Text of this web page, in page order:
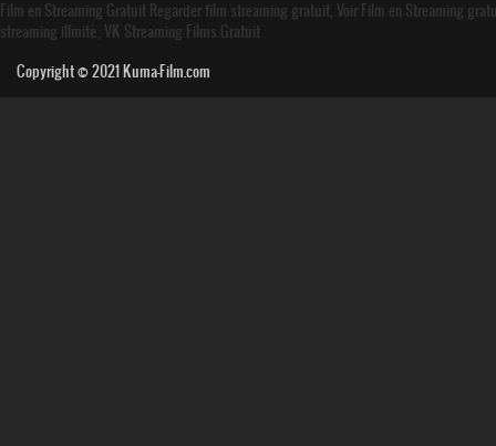
Film en Streaming Gratuit Regarder film streaming gratuit, Voir Film en Streaming
streaming illmité, VK Streaming Films Gratuit
Copyright © 2021Kuma-Film.com